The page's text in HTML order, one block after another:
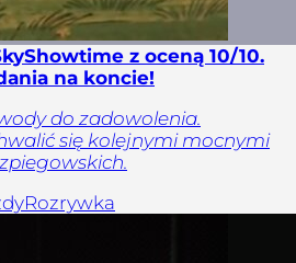
z oceną 10/10.
na koncie!
do zadowolenia.
się kolejnymi mocnymi
Rozrywka